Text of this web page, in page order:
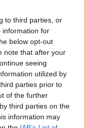
to third parties, or
information for
below opt-out
note that after your
seeing
utilized by
parties prior to
of the further
third parties on the
information may
"Scuderia"(2004)
kommentarer
1 nov. 15
Varietta (2001)
49 kommentarer